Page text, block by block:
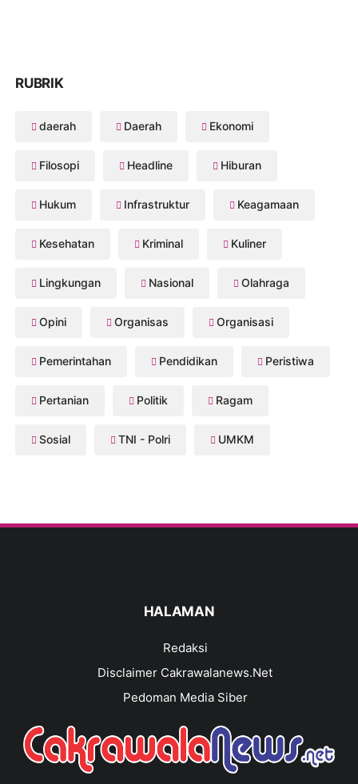
RUBRIK
daerah Daerah Ekonomi
Filosopi Headline Hiburan
Hukum Infrastruktur Keagamaan
Kesehatan Kriminal Kuliner
Lingkungan Nasional Olahraga
Opini Organisas Organisasi
Pemerintahan Pendidikan Peristiwa
Pertanian Politik Ragam
Sosial TNI - Polri UMKM
HALAMAN
Redaksi
Disclaimer Cakrawalanews.Net
Pedoman Media Siber